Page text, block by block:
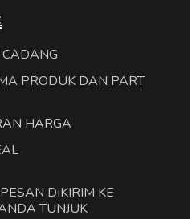
PRODUK DAN PART
HARGA
DIKIRIM KE
TUNJUK